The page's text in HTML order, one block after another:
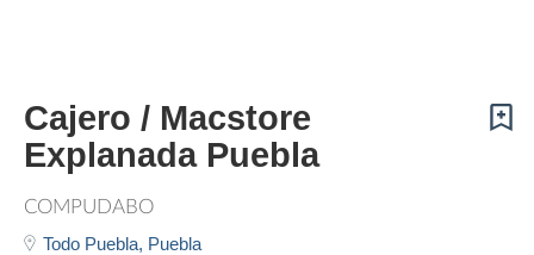
Cajero / Macstore
Explanada Puebla
COMPUDABO
Todo Puebla, Puebla